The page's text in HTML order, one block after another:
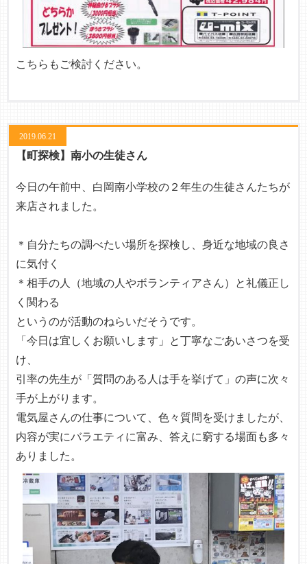
こちらもご検討ください。
2019.06.21
【町探検】南小の生徒さん
今日の午前中、白岡南小学校の２年生の生徒さんたちが
来店されました。
＊自分たちの調べたい場所を探検し、身近な地域の良さ
に気付く
＊相手の人（地域の人やボランティアさん）と礼儀正し
く関わる
というのが活動のねらいだそうです。
「今日は宜しくお願いします」と丁寧なごあいさつを受
け、
引率の先生が「質問のある人は手を挙げて」の声に次々
手が上がります。
電気屋さんの仕事について、色々質問を受けましたが、
内容が実にバラエティに富み、答えに窮する場面も多々
ありました。